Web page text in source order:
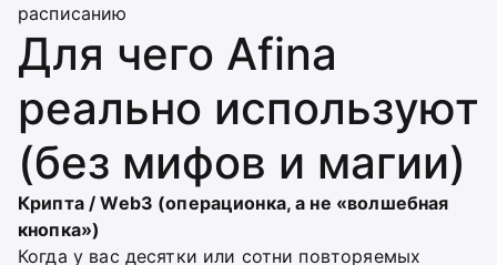
расписанию
Для чего Afina
реально используют
(без мифов и магии)
Крипта / Web3 (операционка, а не «волшебная
кнопка»)
Когда у вас десятки или сотни повторяемых